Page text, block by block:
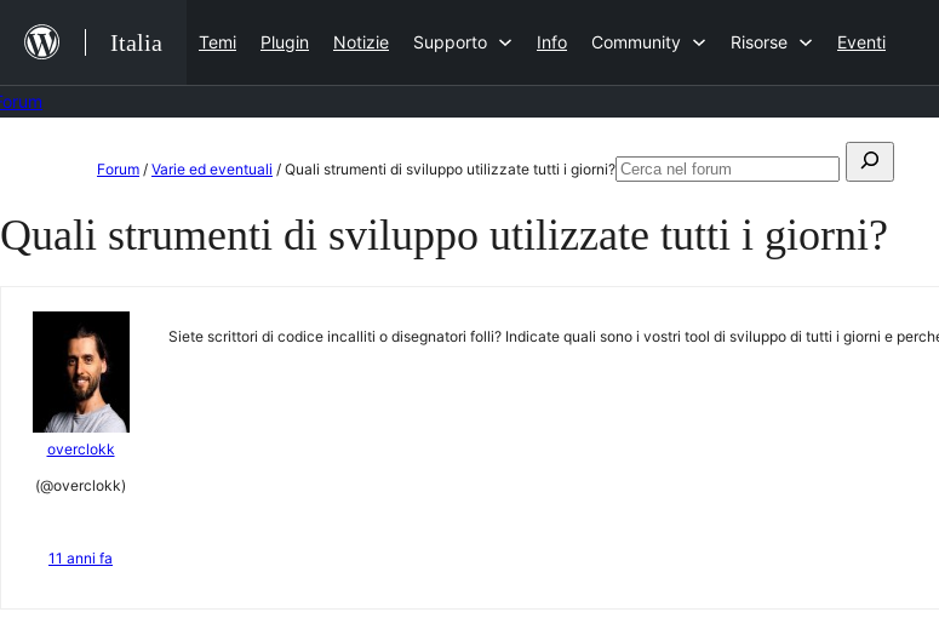
contenuto
Italia Temi Plugin Notizie Supporto Info Community Risorse Eventi
contenuto
Forum / Varie ed eventuali / Quali strumenti di sviluppo utilizzate tutti i giorni?Cerca:
Cerca
forum
Quali strumenti di sviluppo utilizzate tutti i giorni?
overclokk
(@overclokk)
11 anni fa
Siete scrittori di codice incalliti o disegnatori folli? Indicate quali sono i vostri tool di sviluppo di tutti i giorni e